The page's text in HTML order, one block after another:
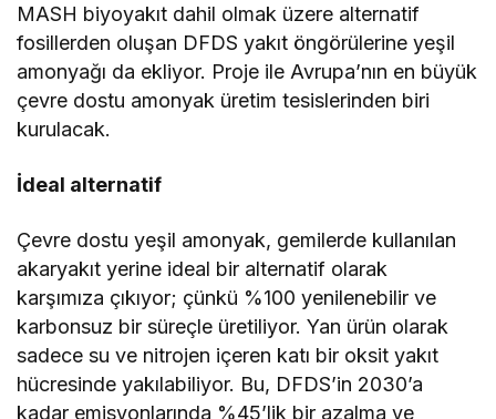
MASH biyoyakıt dahil olmak üzere alternatif
fosillerden oluşan DFDS yakıt öngörülerine yeşil
amonyağı da ekliyor. Proje ile Avrupa’nın en büyük
çevre dostu amonyak üretim tesislerinden biri
kurulacak.
İdeal alternatif
Çevre dostu yeşil amonyak, gemilerde kullanılan
akaryakıt yerine ideal bir alternatif olarak
karşımıza çıkıyor; çünkü %100 yenilenebilir ve
karbonsuz bir süreçle üretiliyor. Yan ürün olarak
sadece su ve nitrojen içeren katı bir oksit yakıt
hücresinde yakılabiliyor. Bu, DFDS’in 2030’a
kadar emisyonlarında %45’lik bir azalma ve